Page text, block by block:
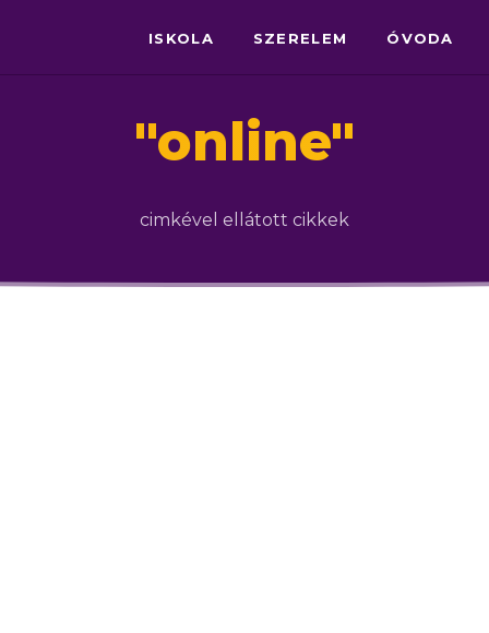
ISKOLA SZERELEM ÓVODA
"online"
cimkével ellátott cikkek